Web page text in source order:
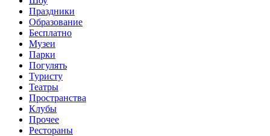
Праздники
Образование
Бесплатно
Музеи
Парки
Погулять
Туристу
Театры
Пространства
Клубы
Прочее
Рестораны